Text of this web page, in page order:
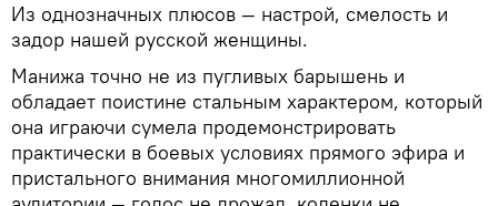
Из однозначных плюсов — настрой, смелость и
задор нашей русской женщины.
Манижа точно не из пугливых барышень и
обладает поистине стальным характером, который
она играючи сумела продемонстрировать
практически в боевых условиях прямого эфира и
пристального внимания многомиллионной